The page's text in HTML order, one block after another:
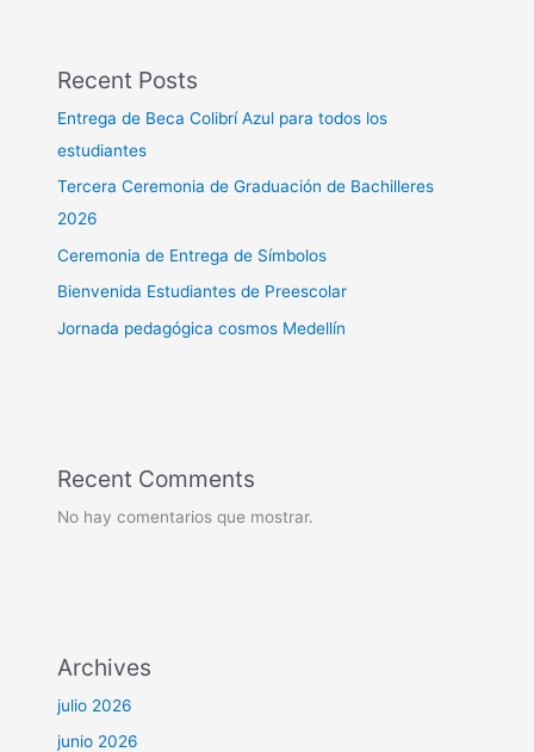
Recent Posts
Entrega de Beca Colibrí Azul para todos los
estudiantes
Tercera Ceremonia de Graduación de Bachilleres
2026
Ceremonia de Entrega de Símbolos
Bienvenida Estudiantes de Preescolar
Jornada pedagógica cosmos Medellín
Recent Comments
No hay comentarios que mostrar.
Archives
julio 2026
junio 2026